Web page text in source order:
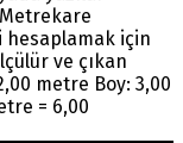
hesaplamak için
ve çıkan
metre Boy: 3,00
= 6,00